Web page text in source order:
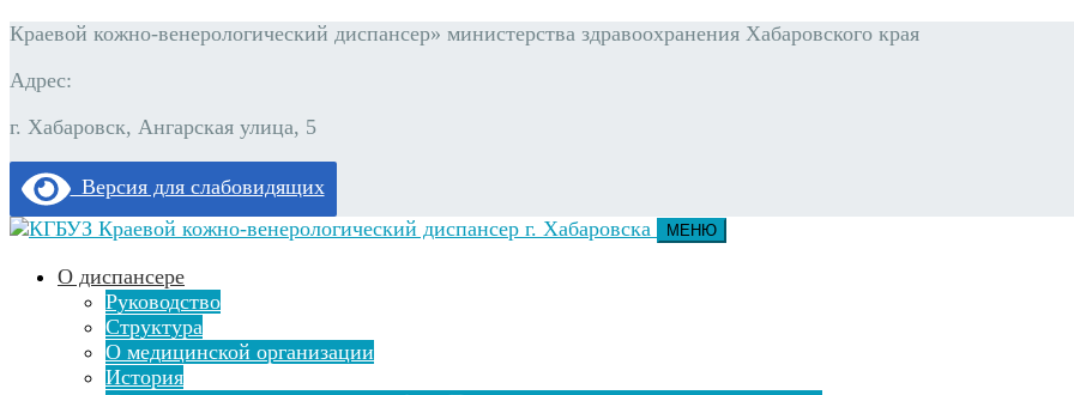
Краевой кожно-венерологический диспансер» министерства здравоохранения Хабаровского края
Адрес:
г. Хабаровск, Ангарская улица, 5
Версия для слабовидящих
МЕНЮ
О диспансере
Руководство
Структура
О медицинской организации
История